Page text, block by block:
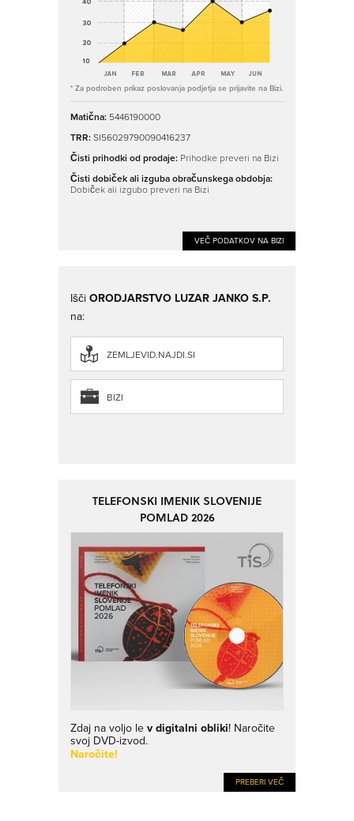
* Za podroben prikaz poslovanja podjetja se prijavite na Bizi.
Matična: 5446190000
TRR:SI56029790090416237
Čisti prihodki od prodaje: Prihodke preveri na Bizi
Čisti dobiček ali izguba obračunskega obdobja:
Dobiček ali izgubo preveri na Bizi
VEČ PODATKOV NA BIZI
Išči ORODJARSTVO LUZAR JANKO S.P.
na:
ZEMLJEVID.NAJDI.SI
BIZI
TELEFONSKI IMENIK SLOVENIJE
POMLAD 2026
Zdaj na voljo le v digitalni obliki! Naročite
svoj DVD-izvod.
Naročite!
PREBERI VEČ